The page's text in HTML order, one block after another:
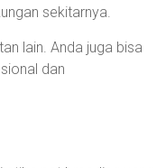
sekitarnya.
lain. Anda juga bisa
dan